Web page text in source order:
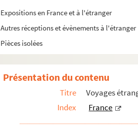
Expositions en France et à l'étranger
Autres réceptions et évènements à l'étranger
Pièces isolées
Présentation du contenu
Titre
Voyages
Index
France